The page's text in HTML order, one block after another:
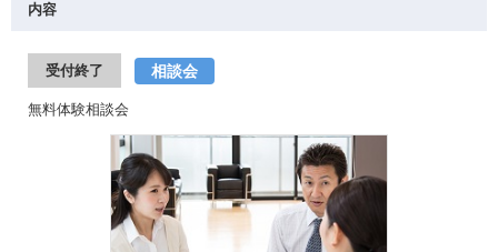
内容
受付終了 相談会
無料体験相談会